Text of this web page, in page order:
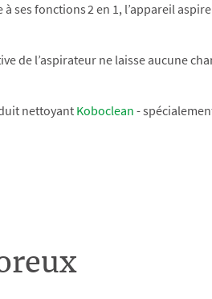
ses fonctions 2 en 1, l’appareil
l’aspirateur ne laisse aucune
nettoyant Koboclean -